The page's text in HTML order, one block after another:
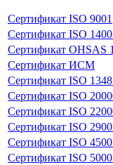
Сертификат ISO 9001
Сертификат ISO
Сертификат OHSAS
Сертификат ИСМ
Сертификат ISO
Сертификат ISO
Сертификат ISO
Сертификат ISO
Сертификат ISO
Сертификат ISO